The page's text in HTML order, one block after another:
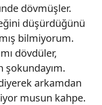
dövmüşler.
düşürdüğünü
bilmiyorum.
dövdüler,
şokundayım.
arkamdan
musun kahpe.